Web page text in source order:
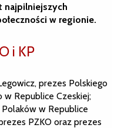
najpilniejszych
w regionie.
i KP
prezes Polskiego
Republice Czeskiej;
Polaków w Republice
PZKO oraz prezes